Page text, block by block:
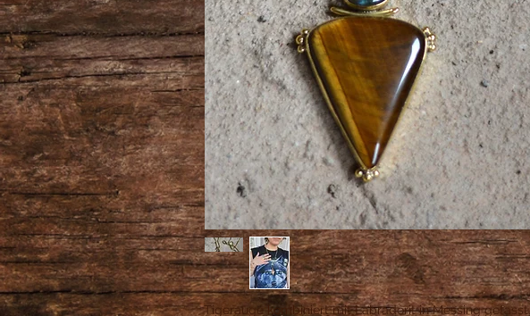
Tigerauge kombiniert mit Labradorit in Messing gefasst.